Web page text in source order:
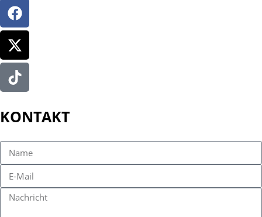
KONTAKT